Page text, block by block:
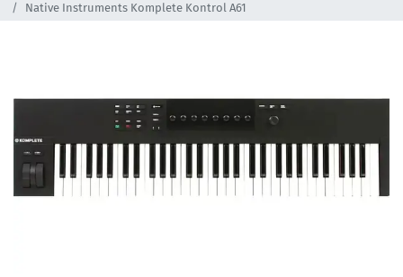
Native Instruments Komplete Kontrol A61